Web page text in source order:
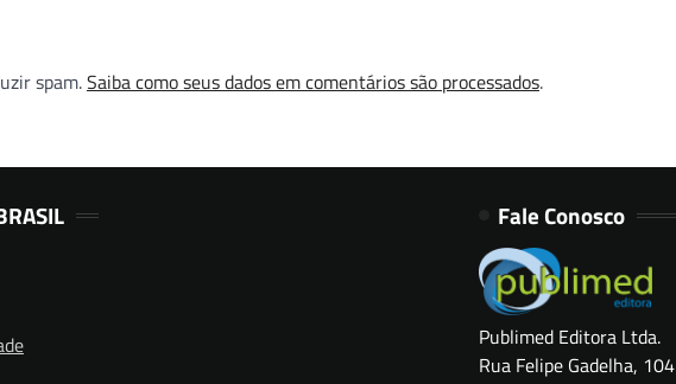
spam.Saiba como seus dados em comentários são processados.
Fale Conosco
Publimed Editora Ltda.
Rua Felipe Gadelha, 104